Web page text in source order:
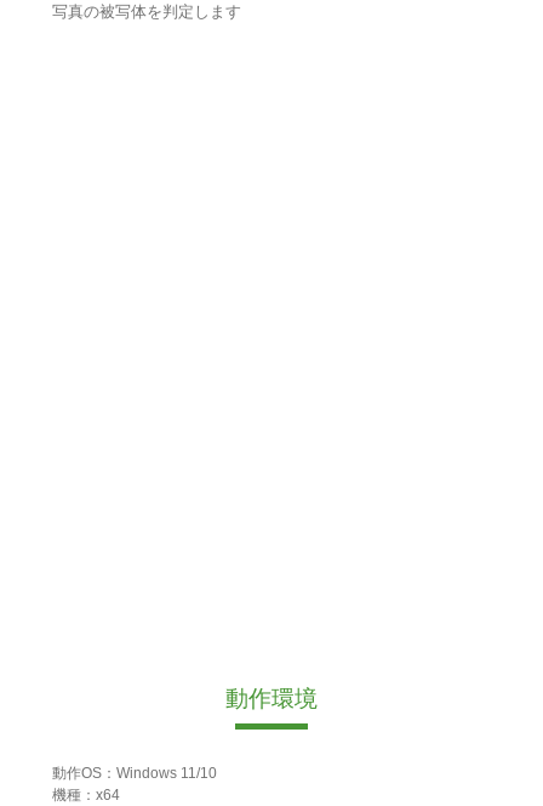
写真の被写体を判定します
動作環境
動作OS：Windows 11/10
機種：x64